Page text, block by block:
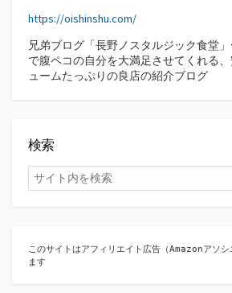
https://oishinshu.com/
兄弟ブログ「長野ノスタルジック食堂
で腹ペコの自分を大満足させてくれる
ュームたっぷりの良店の紹介ブログ
検索
検
索
このサイトはアフィリエイト広告（Amazonアソ
ます